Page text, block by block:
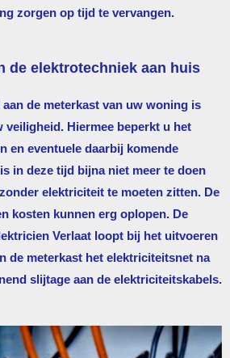
zorgen op tijd te vervangen.
de elektrotechniek aan huis
de meterkast van uw woning is
Hiermee beperkt u het
en eventuele daarbij komende
in deze tijd bijna niet meer te doen
elektriciteit te moeten zitten. De
kosten kunnen erg oplopen. De
Verlaat loopt bij het uitvoeren
de meterkast het elektriciteitsnet na
slijtage aan de elektriciteitskabels.